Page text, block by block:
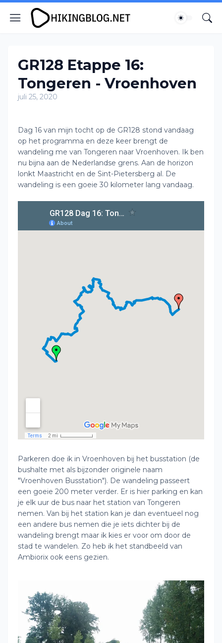
GR128 Etappe 16:
Tongeren - Vroenhoven
juli 25, 2020
Dag 16 van mijn tocht op de GR128 stond vandaag
op het programma en deze keer brengt de
wandeling me van Tongeren naar Vroenhoven. Ik ben
nu bijna aan de Nederlandse grens. Aan de horizon
lonkt Maastricht en de Sint-Pietersberg al. De
wandeling is een goeie 30 kilometer lang vandaag.
Parkeren doe ik in Vroenhoven bij het busstation (de
bushalte met als bijzonder originele naam
"Vroenhoven Busstation"). De wandeling passeert
een goeie 200 meter verder. Er is hier parking en kan
je elk uur de bus naar het station van Tongeren
nemen. Van bij het station kan je dan eventueel nog
een andere bus nemen die je iets dichter bij de
wandeling brengt maar ik kies er voor om door de
stad te wandelen. Zo heb ik het standbeeld van
Ambiorix ook eens gezien.